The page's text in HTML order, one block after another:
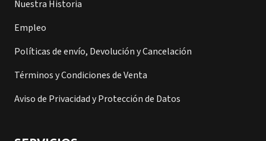
Nuestra Historia
Empleo
Políticas de envío, Devolución y Cancelación
Términos y Condiciones de Venta
Aviso de Privacidad y Protección de Datos